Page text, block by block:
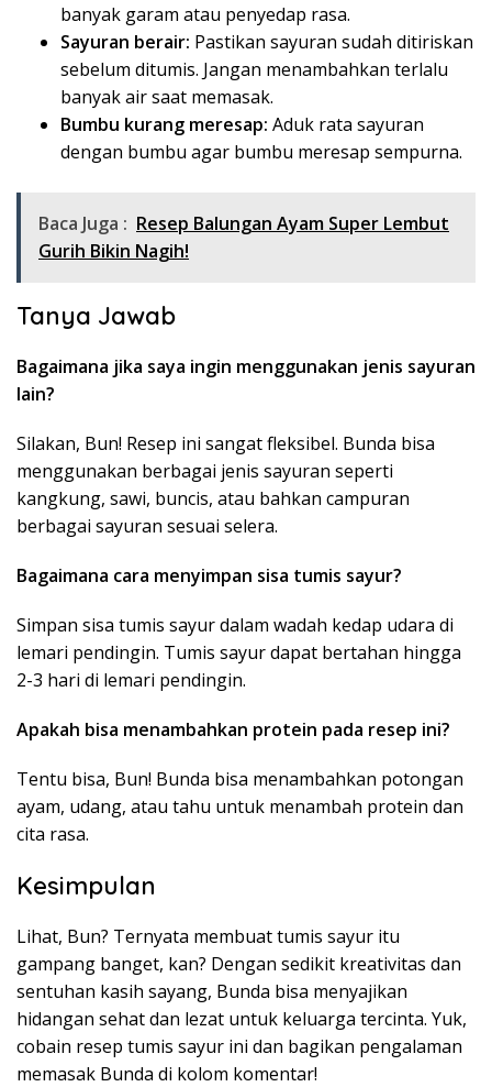
banyak garam atau penyedap rasa.
Sayuran berair: Pastikan sayuran sudah ditiriskan
sebelum ditumis. Jangan menambahkan terlalu
banyak air saat memasak.
Bumbu kurang meresap: Aduk rata sayuran
dengan bumbu agar bumbu meresap sempurna.
Baca Juga : Resep Balungan Ayam Super Lembut
Gurih Bikin Nagih!
Tanya Jawab
Bagaimana jika saya ingin menggunakan jenis sayuran
lain?
Silakan, Bun! Resep ini sangat fleksibel. Bunda bisa
menggunakan berbagai jenis sayuran seperti
kangkung, sawi, buncis, atau bahkan campuran
berbagai sayuran sesuai selera.
Bagaimana cara menyimpan sisa tumis sayur?
Simpan sisa tumis sayur dalam wadah kedap udara di
lemari pendingin. Tumis sayur dapat bertahan hingga
2-3 hari di lemari pendingin.
Apakah bisa menambahkan protein pada resep ini?
Tentu bisa, Bun! Bunda bisa menambahkan potongan
ayam, udang, atau tahu untuk menambah protein dan
cita rasa.
Kesimpulan
Lihat, Bun? Ternyata membuat tumis sayur itu
gampang banget, kan? Dengan sedikit kreativitas dan
sentuhan kasih sayang, Bunda bisa menyajikan
hidangan sehat dan lezat untuk keluarga tercinta. Yuk,
cobain resep tumis sayur ini dan bagikan pengalaman
memasak Bunda di kolom komentar!